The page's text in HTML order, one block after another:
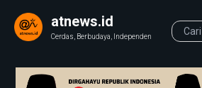
atnews.id
Cerdas, Berbudaya, Independen